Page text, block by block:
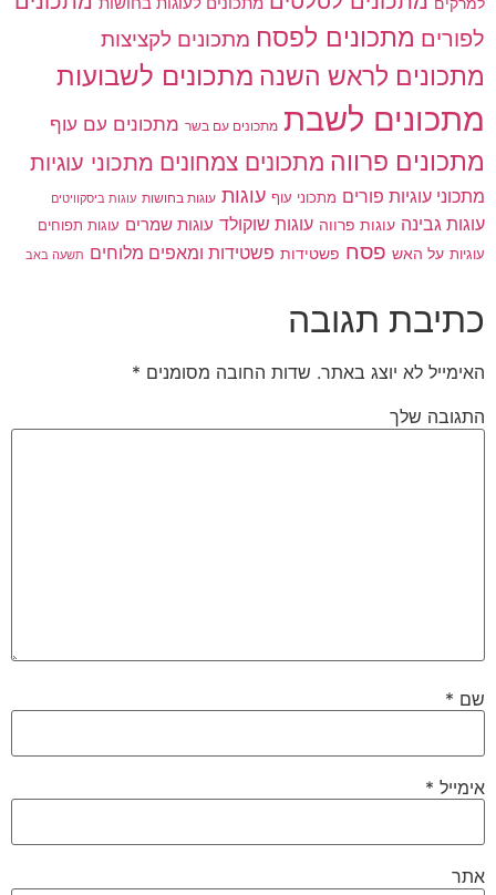
למרקים
לפורים מתכונים לפסח מתכונים לקציצות
מתכונים לראש השנה מתכונים לשבועות
מתכונים לשבת מתכונים עם בשר מתכונים עם עוף
מתכונים פרווה מתכונים צמחונים מתכוני עוגיות
מתכוני עוגיות פורים מתכוני עוף עוגות עוגות בחושות עוגות ביסקוויטים
עוגות גבינה עוגות פרווה עוגות שוקולד עוגות שמרים עוגות תפוחים
עוגיות על האש פסח פשטידות פשטידות ומאפים מלוחים תשעה באב
כתיבת תגובה
האימייל לא יוצג באתר. שדות החובה מסומנים *
התגובה שלך
שם *
אימייל *
אתר